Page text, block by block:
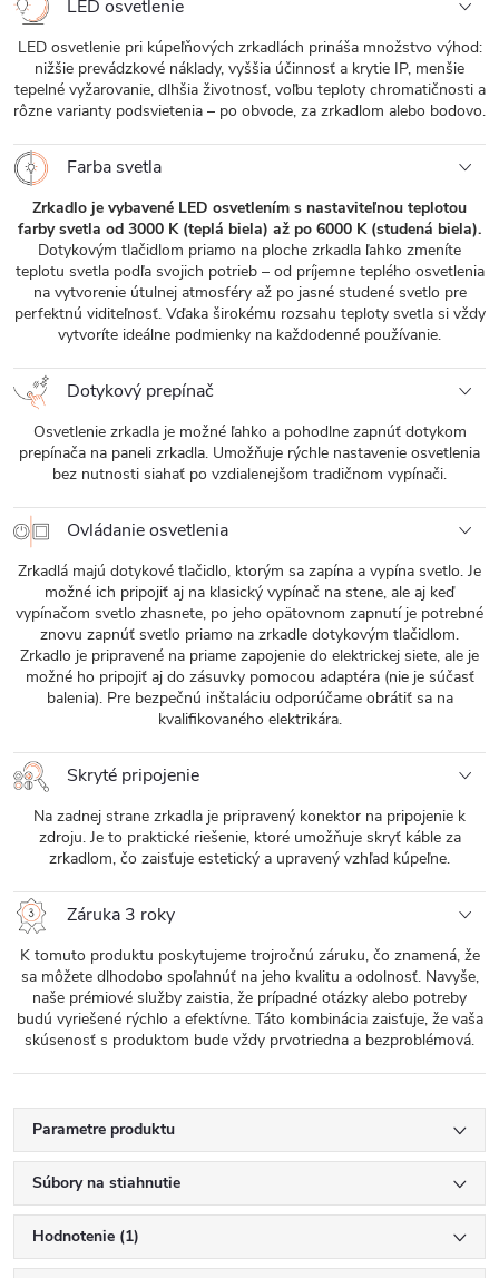
LED osvetlenie
LED osvetlenie pri kúpeľňových zrkadlách prináša množstvo výhod:
nižšie prevádzkové náklady, vyššia účinnosť a krytie IP, menšie
tepelné vyžarovanie, dlhšia životnosť, voľbu teploty chromatičnosti a
rôzne varianty podsvietenia – po obvode, za zrkadlom alebo bodovo.
Farba svetla
Zrkadlo je vybavené LED osvetlením s nastaviteľnou teplotou
farby svetla od 3000 K (teplá biela) až po 6000 K (studená biela).
Dotykovým tlačidlom priamo na ploche zrkadla ľahko zmeníte
teplotu svetla podľa svojich potrieb – od príjemne teplého osvetlenia
na vytvorenie útulnej atmosféry až po jasné studené svetlo pre
perfektnú viditeľnosť. Vďaka širokému rozsahu teploty svetla si vždy
vytvoríte ideálne podmienky na každodenné používanie.
Dotykový prepínač
Osvetlenie zrkadla je možné ľahko a pohodlne zapnúť dotykom
prepínača na paneli zrkadla. Umožňuje rýchle nastavenie osvetlenia
bez nutnosti siahať po vzdialenejšom tradičnom vypínači.
Ovládanie osvetlenia
Zrkadlá majú dotykové tlačidlo, ktorým sa zapína a vypína svetlo. Je
možné ich pripojiť aj na klasický vypínač na stene, ale aj keď
vypínačom svetlo zhasnete, po jeho opätovnom zapnutí je potrebné
znovu zapnúť svetlo priamo na zrkadle dotykovým tlačidlom.
Zrkadlo je pripravené na priame zapojenie do elektrickej siete, ale je
možné ho pripojiť aj do zásuvky pomocou adaptéra (nie je súčasť
balenia). Pre bezpečnú inštaláciu odporúčame obrátiť sa na
kvalifikovaného elektrikára.
Skryté pripojenie
Na zadnej strane zrkadla je pripravený konektor na pripojenie k
zdroju. Je to praktické riešenie, ktoré umožňuje skryť káble za
zrkadlom, čo zaisťuje estetický a upravený vzhľad kúpeľne.
Záruka 3 roky
K tomuto produktu poskytujeme trojročnú záruku, čo znamená, že
sa môžete dlhodobo spoľahnúť na jeho kvalitu a odolnosť. Navyše,
naše prémiové služby zaistia, že prípadné otázky alebo potreby
budú vyriešené rýchlo a efektívne. Táto kombinácia zaisťuje, že vaša
skúsenosť s produktom bude vždy prvotriedna a bezproblémová.
Parametre produktu
Súbory na stiahnutie
Hodnotenie (1)